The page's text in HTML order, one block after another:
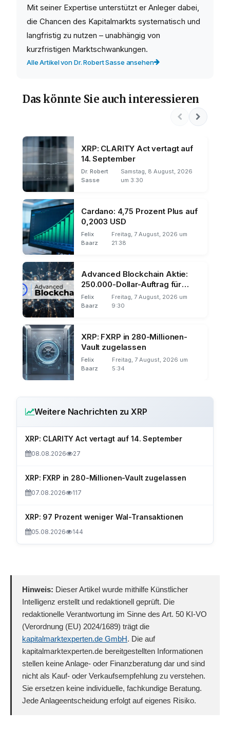
Mit seiner Expertise unterstützt er Anleger dabei,
die Chancen des Kapitalmarkts systematisch und
langfristig zu nutzen – unabhängig von
kurzfristigen Marktschwankungen.
Alle Artikel von Dr. Robert Sasse ansehen
Das könnte Sie auch interessieren
XRP: CLARITY Act vertagt auf
14. September
Dr. Robert
Sasse
Samstag, 8 August, 2026
um 3:30
Cardano: 4,75 Prozent Plus auf
0,2003 USD
Felix
Baarz
Freitag, 7 August, 2026 um
21:38
Advanced Blockchain Aktie:
250.000-Dollar-Auftrag für
Silencio
Felix
Baarz
Freitag, 7 August, 2026 um
9:30
XRP: FXRP in 280-Millionen-
Vault zugelassen
Felix
Baarz
Freitag, 7 August, 2026 um
5:34
Weitere Nachrichten zu XRP
XRP: CLARITY Act vertagt auf 14. September
08.08.2026 27
XRP: FXRP in 280-Millionen-Vault zugelassen
07.08.2026 117
XRP: 97 Prozent weniger Wal-Transaktionen
05.08.2026 144
Hinweis: Dieser Artikel wurde mithilfe Künstlicher
Intelligenz erstellt und redaktionell geprüft. Die
redaktionelle Verantwortung im Sinne des Art. 50 KI-VO
(Verordnung (EU) 2024/1689) trägt die
kapitalmarktexperten.de GmbH. Die auf
kapitalmarktexperten.de bereitgestellten Informationen
stellen keine Anlage- oder Finanzberatung dar und sind
nicht als Kauf- oder Verkaufsempfehlung zu verstehen.
Sie ersetzen keine individuelle, fachkundige Beratung.
Jede Anlageentscheidung erfolgt auf eigenes Risiko.